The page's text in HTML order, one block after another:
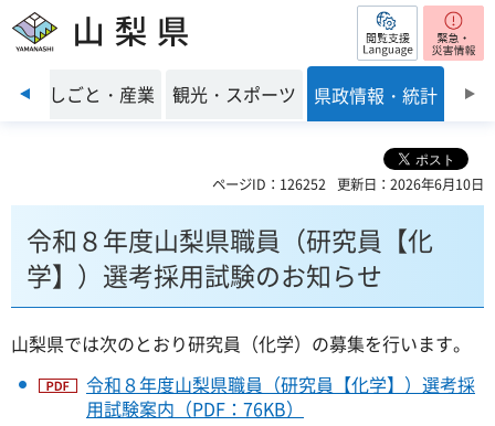
山梨県 閲覧支援
前のスライドを表示
境 しごと・産業 観光・スポーツ 県政情報・統計
ページID：126252 更新日：2026年6月10日
令和８年度山梨県職員（研究員【化
学】）選考採用試験のお知らせ
山梨県では次のとおり研究員（化学）の募集を行います。
令和８年度山梨県職員（研究員【化学】）選考採
用試験案内（PDF：76KB）